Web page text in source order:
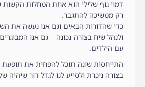
רק ממשיכה להתגבר.
כדי שהדורות הבאים וגם אנו נעשה את
ולנהל שיח בצורה נכונה – גם אנו המבוגרים
עם הילדים.
התייחסות שונה תוכל להפחית את תופעת
בצורה ניכרת ולסייע לנו לגדל דור שיהיה